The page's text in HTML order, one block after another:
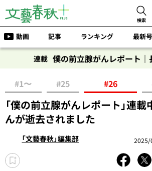
検索
動画 記事 ランキング 最新号
連載 僕の前立腺がんレポート｜
#1〜 #25 #26
「僕の前立腺がんレポート」連
んが逝去されました
「文藝春秋」編集部 2025/